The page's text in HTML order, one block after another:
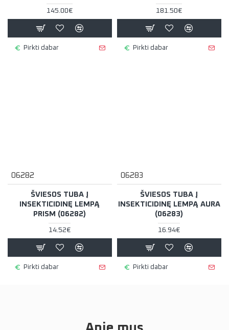
145.00€
Pirkti dabar
181.50€
Pirkti dabar
06282
ŠVIESOS TUBA Į
INSEKTICIDINĘ LEMPĄ
PRISM (06282)
14.52€
Pirkti dabar
06283
ŠVIESOS TUBA Į
INSEKTICIDINĘ LEMPĄ AURA
(06283)
16.94€
Pirkti dabar